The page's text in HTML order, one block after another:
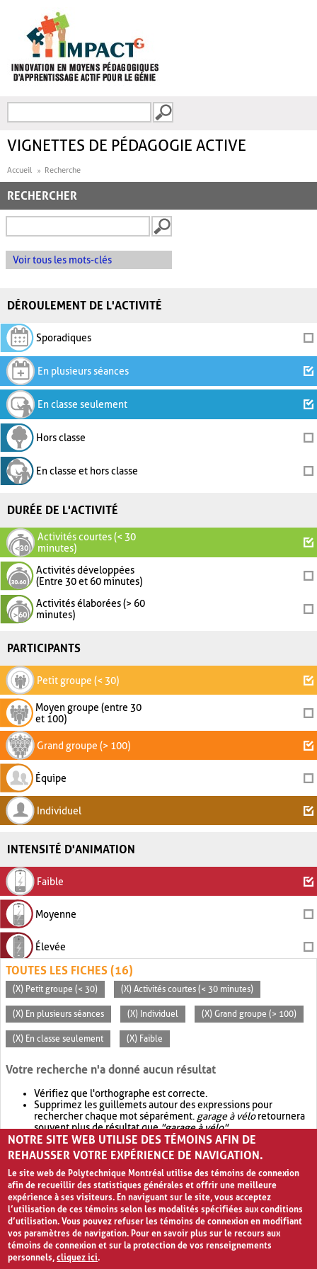
FORMULAIRE DE
VIGNETTES DE PÉDAGOGIE ACTIVE
Accueil Recherche
RECHERCHER
Voir tous les mots-clés
DÉROULEMENT DE L'ACTIVITÉ
Sporadiques
En plusieurs séances
En classe seulement
Hors classe
En classe et hors classe
DURÉE DE L'ACTIVITÉ
Activités courtes (< 30
minutes)
Activités développées
(Entre 30 et 60 minutes)
Activités élaborées (> 60
minutes)
PARTICIPANTS
Petit groupe (< 30)
Moyen groupe (entre 30
et 100)
Grand groupe (> 100)
Équipe
Individuel
INTENSITÉ D'ANIMATION
Faible
Moyenne
Élevée
TOUTES LES FICHES (16)
(X) Petit groupe (< 30) (X) Activités courtes (< 30 minutes)
(X) En plusieurs séances (X) Individuel (X) Grand groupe (> 100)
(X) En classe seulement (X) Faible
Votre recherche n'a donné aucun résultat
Vérifiez que l'orthographe est correcte.
Supprimez les guillemets autour des expressions pour
rechercher chaque mot séparément. garage à véloretournera
souvent plus de résultat que"garage à vélo".
Envisagez d'élargir votre recherche avec OR.garage OR vélo
retournera souvent plus de résultat quegarage à vélo
NOTRE SITE WEB UTILISE DES TÉMOINS AFIN DE
REHAUSSER VOTRE EXPÉRIENCE DE NAVIGATION.
Le site web de Polytechnique Montréal utilise des témoins de connexion
afin de recueillir des statistiques générales et offrir une meilleure
expérience à ses visiteurs. En naviguant sur le site, vous acceptez
l’utilisation de ces témoins selon les modalités spécifiées aux conditions
d’utilisation. Vous pouvez refuser les témoins de connexion en modifiant
vos paramètres de navigation. Pour en savoir plus sur le recours aux
témoins de connexion et sur la protection de vos renseignements
personnels,cliquez ici.